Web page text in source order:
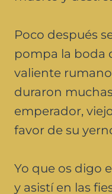
Poco después
pompa la boda
valiente
duraron
emperador,
favor de su
Yo que os digo
y asistí en las